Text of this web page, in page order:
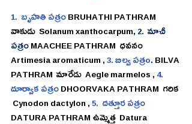
1.  బృహతి పత్రం BRUHATHI PATHRAM
వాకుడు  Solanum xanthocarpum, 2.  మాచీ
పత్రం MAACHEE PATHRAM  ధవనం
Artimesia aromaticum , 3. బిల్వ పత్రo. BILVA
PATHRAM  మారేడు  Aegle marmelos , 4.
దూర్వాక పత్రం DHOORVAKA PATHRAM  గరిక
Cynodon dactylon , 5.  దత్తూర పత్రం
DATURA PATHRAM ఉమ్మెత్త  Datura